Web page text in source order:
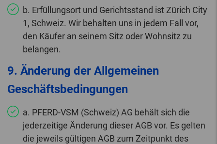
b. Erfüllungsort und Gerichtsstand ist Zürich City
1, Schweiz. Wir behalten uns in jedem Fall vor,
den Käufer an seinem Sitz oder Wohnsitz zu
belangen.
9. Änderung der Allgemeinen
Geschäftsbedingungen
a. PFERD-VSM (Schweiz) AG behält sich die
jederzeitige Änderung dieser AGB vor. Es gelten
die jeweils gültigen AGB zum Zeitpunkt des